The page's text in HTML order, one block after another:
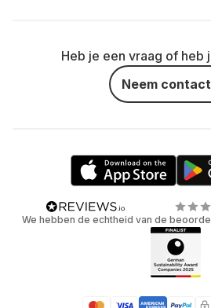
Heb je een vraag of heb
Neem
We hebben de echtheid van de